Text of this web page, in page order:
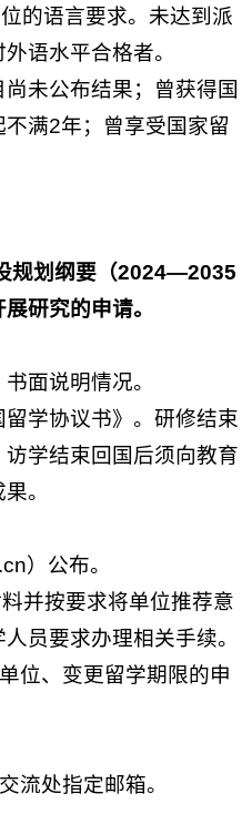
的语言要求。未达到派
语水平合格者。
未公布结果；曾获得国
满2年；曾享受国家留
规划纲要（2024—2035
研究的申请。
面说明情况。
学协议书》。研修结束
学结束回国后须向教育
。
）公布。
并按要求将单位推荐意
员要求办理相关手续。
位、变更留学期限的申
流处指定邮箱。